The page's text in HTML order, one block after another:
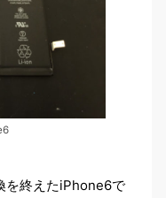
を終えたiPhone6で